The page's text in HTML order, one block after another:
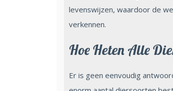
levenswijzen, waardoor de
verkennen.
Hoe Heten Alle
Er is geen eenvoudig